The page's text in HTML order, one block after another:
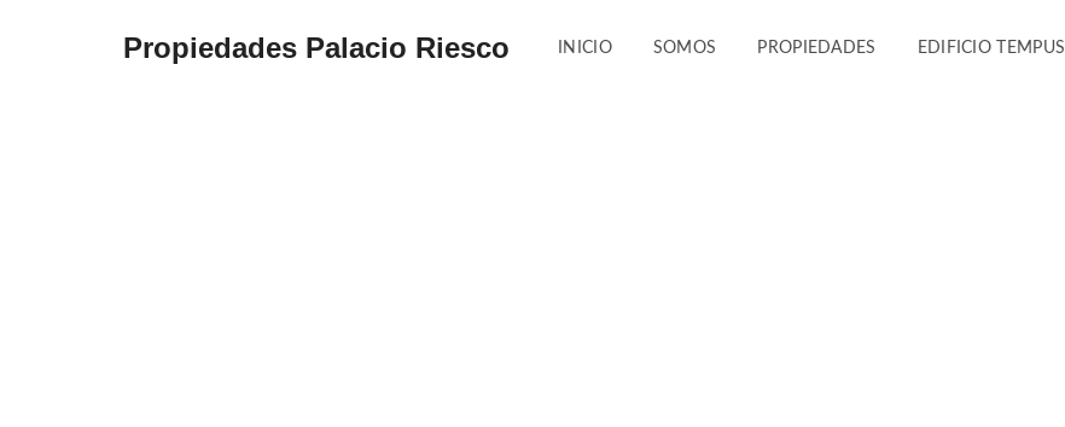
Propiedades Palacio Riesco INICIO SOMOS PROPIEDADES EDIFICIO TEMPUS